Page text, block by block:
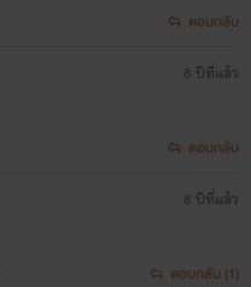
ตอบกลับ
8 ปีที่แล้ว
ตอบกลับ
8 ปีที่แล้ว
ตอบกลับ (1)